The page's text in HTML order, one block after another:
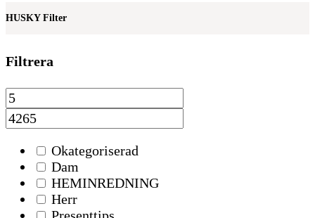
HUSKY Filter
Filtrera
Okategoriserad
Dam
HEMINREDNING
Herr